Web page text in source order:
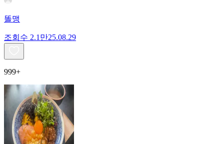
똘맹
조회수 2.1만25.08.29
999+